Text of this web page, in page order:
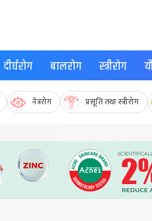
दीर्घरोग बालरोग स्त्रीरोग
नेत्ररोग प्रसूति तथा स्त्रीरोग